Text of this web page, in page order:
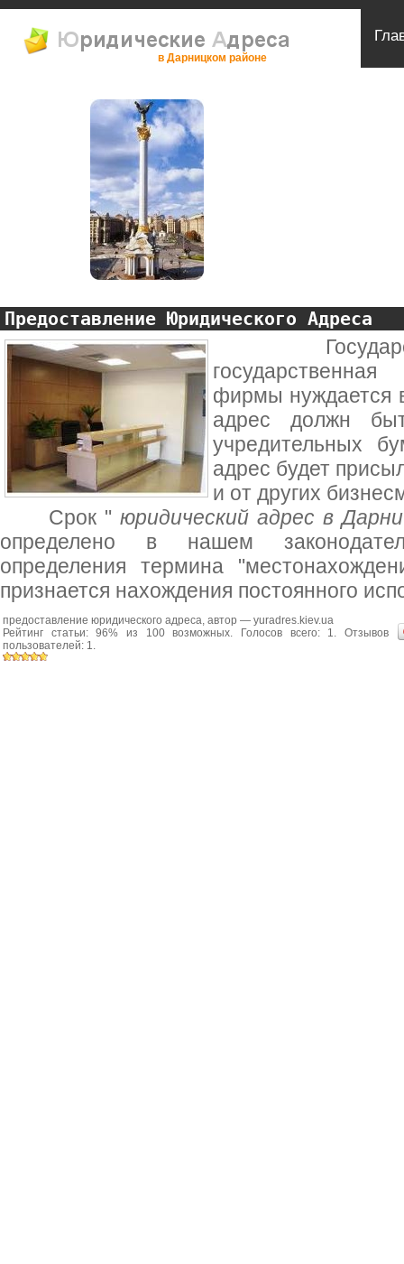
в Дарницком районе
Предоставление Юридического Адреса
фирмы нуждается
адрес должн
учредительных
адрес будет
и от других
Срок " юридический адрес в
определено в нашем
определения термина
признается нахождения постоянного
предоставление юридического адреса, автор — yuradres.kiev.ua
Рейтинг статьи:96% из 100возможных. Голосов всего: 1. Отзывов
пользователей: 1.